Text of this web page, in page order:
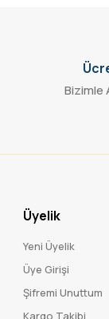
Bizimle
Üyelik
Yeni Üyelik
Üye Girişi
Şifremi Unuttum
Kargo Takibi